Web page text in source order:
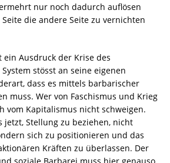
nur noch dadurch auflösen
die andere Seite zu vernichten
ein Ausdruck der Krise des
stösst an seine eigenen
dass es mittels barbarischer
muss. Wer von Faschismus und Krieg
vom Kapitalismus nicht schweigen.
jetzt, Stellung zu beziehen, nicht
sich zu positionieren und das
Kräften zu überlassen. Der